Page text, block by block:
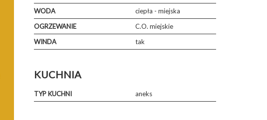
WODA
ciepła - miejska
OGRZEWANIE
C.O. miejskie
WINDA
tak
KUCHNIA
TYP KUCHNI aneks